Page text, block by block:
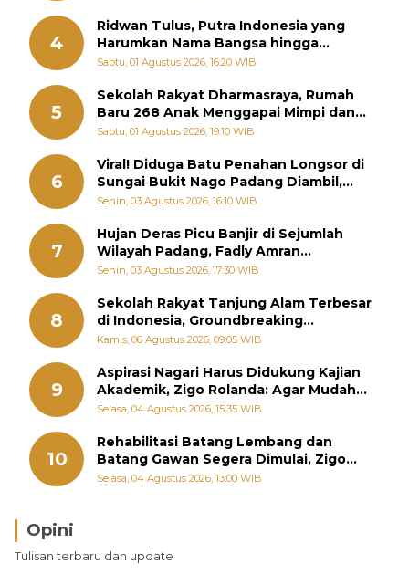
4
Ridwan Tulus, Putra Indonesia yang
Harumkan Nama Bangsa hingga
Diabadikan dalam Buku Jepang
Sabtu, 01 Agustus 2026, 16:20 WIB
5
Sekolah Rakyat Dharmasraya, Rumah
Baru 268 Anak Menggapai Mimpi dan
Memutus Rantai Kemiskinan
Sabtu, 01 Agustus 2026, 19:10 WIB
6
Viral! Diduga Batu Penahan Longsor di
Sungai Bukit Nago Padang Diambil,
Warga Khawatir Bencana Terulang
Senin, 03 Agustus 2026, 16:10 WIB
7
Hujan Deras Picu Banjir di Sejumlah
Wilayah Padang, Fadly Amran
Perintahkan OPD Siaga
Senin, 03 Agustus 2026, 17:30 WIB
8
Sekolah Rakyat Tanjung Alam Terbesar
di Indonesia, Groundbreaking
September
Kamis, 06 Agustus 2026, 09:05 WIB
9
Aspirasi Nagari Harus Didukung Kajian
Akademik, Zigo Rolanda: Agar Mudah
Diperjuangkan di Kementerian
Selasa, 04 Agustus 2026, 15:35 WIB
10
Rehabilitasi Batang Lembang dan
Batang Gawan Segera Dimulai, Zigo
Rolanda Pastikan Proyek Berjalan
Selasa, 04 Agustus 2026, 13:00 WIB
Opini
Tulisan terbaru dan update
Brasil Lebih Diunggulkan, tetapi Jepang Selalu
Punya Cara Membuat Kejutan